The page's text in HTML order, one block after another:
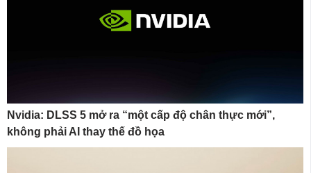
Nvidia: DLSS 5 mở ra “một cấp độ chân thực mới”,
không phải AI thay thế đồ họa